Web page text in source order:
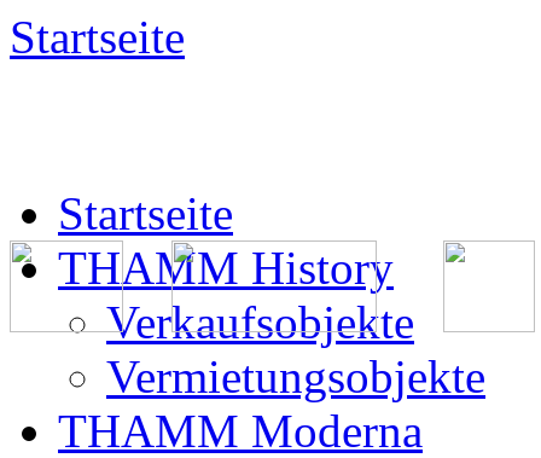
Startseite
Startseite
THAMM History
Verkaufsobjekte
Vermietungsobjekte
THAMM Moderna